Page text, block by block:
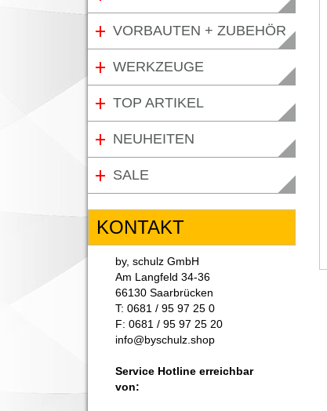
VORBAUTEN + ZUBEHÖR
WERKZEUGE
TOP ARTIKEL
NEUHEITEN
SALE
KONTAKT
by, schulz GmbH
Am Langfeld 34-36
66130 Saarbrücken
T: 0681 / 95 97 25 0
F: 0681 / 95 97 25 20
info@byschulz.shop
Service Hotline erreichbar
von: